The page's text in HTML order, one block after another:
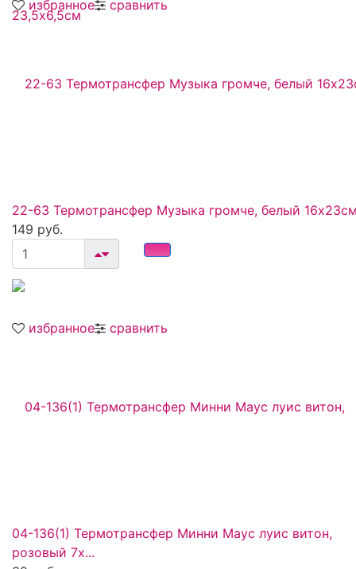
избранное сравнить
избранное сравнить
22-63 Термотрансфер Музыка громче, белый
149 руб.
04-136(1) Термотрансфер Минни Маус луис витон,
розовый 7х...